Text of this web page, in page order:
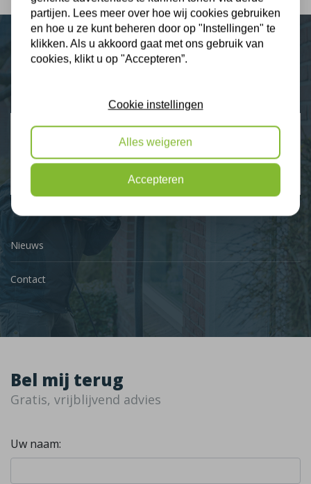
Plus Isolatie
Klantbeoordelingen
2274 klanten beoordelen ons met een 9.3
Nieuws
Contact
Bel mij terug
Gratis, vrijblijvend advies
Uw naam:
partijen. Lees meer over hoe wij cookies gebruiken
en hoe u ze kunt beheren door op "Instellingen" te
klikken. Als u akkoord gaat met ons gebruik van
cookies, klikt u op "Accepteren”.
Cookie instellingen
Alles weigeren
Accepteren